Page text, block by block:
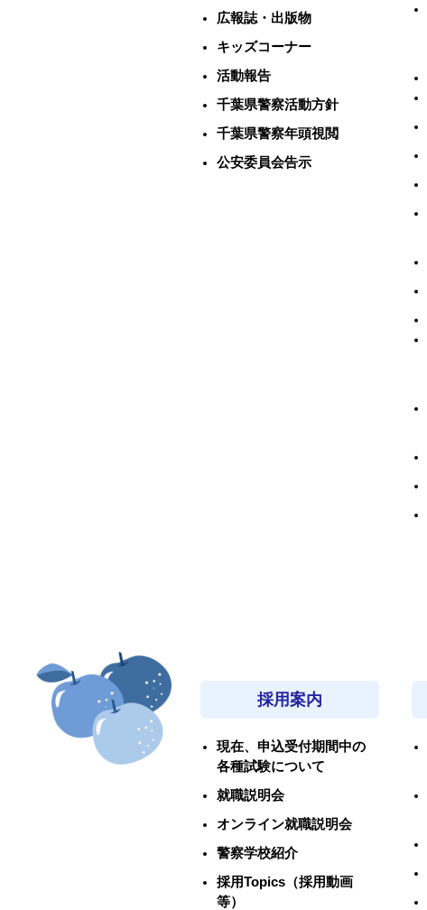
広報誌・出版物
キッズコーナー
活動報告
千葉県警察活動方針
千葉県警察年頭視閲
公安委員会告示
採用案内
現在、申込受付期間中の
各種試験について
就職説明会
オンライン就職説明会
警察学校紹介
採用Topics（採用動画
等）